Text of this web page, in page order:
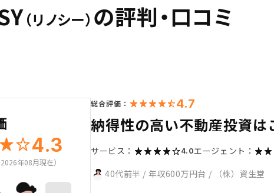
（リノシー） の評判・口コミ
4.3
年08月現在）
総合評価： 4.7
納得性の高い不動産投資は
サービス： 4.0エージェント：
40代前半 / 年収600万円台 / （株）資生堂